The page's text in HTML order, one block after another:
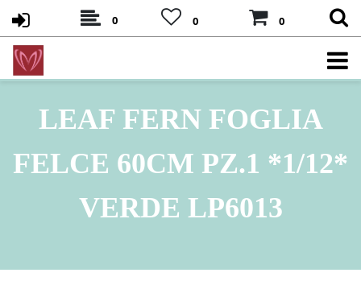
0 0 0
LEAF FERN FOGLIA
FELCE 60CM PZ.1 *1/12*
VERDE LP6013